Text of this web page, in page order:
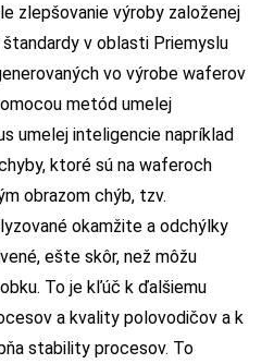
zlepšovanie výroby založenej
v oblasti Priemyslu
vo výrobe waferov
metód umelej
umelej inteligencie napríklad
ktoré sú na waferoch
obrazom chýb, tzv.
okamžite a odchýlky
ešte skôr, než môžu
To je kľúč k ďalšiemu
a kvality polovodičov a k
stability procesov. To